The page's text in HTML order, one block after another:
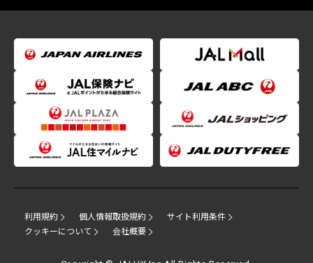
利用規約 個人情報取扱規約
サイト利用条件
クッキーについて
会社概要